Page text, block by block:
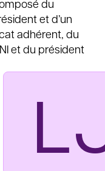
du
et d’un
adhérent, du
et du président